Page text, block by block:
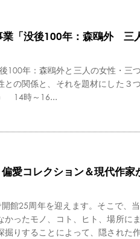
「没後100年：森鴎外 三
100年：森鴎外と三人の女性・三
の関係と、それを題材にした３
14時～16...
愛コレクション＆現代作家
館25周年を迎えます。そこで、
ったモノ、コト、ヒト、場所に
りすることによって、隠された